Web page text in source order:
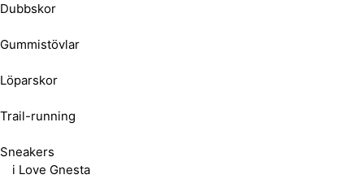
Dubbskor
Gummistövlar
Löparskor
Trail-running
Sneakers
i Love Gnesta